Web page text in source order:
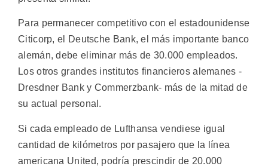
Para permanecer competitivo con el estadounidense
Citicorp, el Deutsche Bank, el más importante banco
alemán, debe eliminar más de 30.000 empleados.
Los otros grandes institutos financieros alemanes -
Dresdner Bank y Commerzbank- más de la mitad de
su actual personal.
Si cada empleado de Lufthansa vendiese igual
cantidad de kilómetros por pasajero que la línea
americana United, podría prescindir de 20.000